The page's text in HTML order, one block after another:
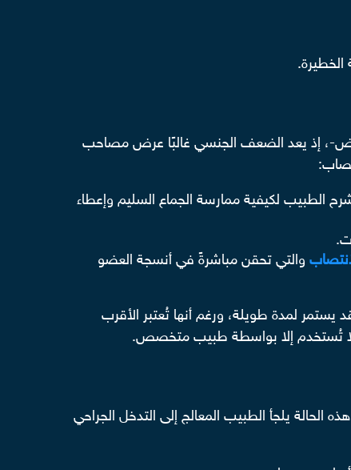
، إذ يعد الضعف الجنسي غالبًا عرض مصاحب
الطبيب لكيفية ممارسة الجماع السليم وإعطاء
والتي تحقن مباشرةً في أنسجة العضو
لمدة طويلة، ورغم أنها تُعتبر الأقرب
لا تُستخدم إلا بواسطة طبيب متخصص.
بينما تفشل في علاج حوالي 20% من المرضى، وفي هذه الحالة يلجأ الطبيب المعالج إلى التدخل الجراحي